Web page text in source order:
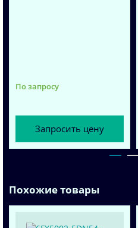
По запросу
Запросить цену
Похожие товары